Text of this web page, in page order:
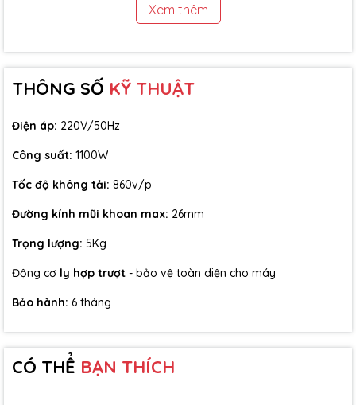
thương
thống sẽ tự giảm/ngắt truyền lực để:
Xem thêm
THÔNG SỐ KỸ THUẬT
Điện áp: 220V/50Hz
Công suất: 1100W
Tốc độ không tải: 860v/p
Đường kính mũi khoan max: 26mm
Trọng lượng: 5Kg
Động cơ ly hợp trượt - bảo vệ toàn diện cho máy
Bảo hành: 6 tháng
CÓ THỂ BẠN THÍCH